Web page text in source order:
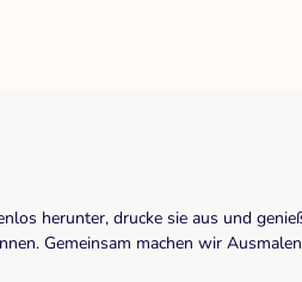
herunter, drucke sie aus und
Gemeinsam machen wir